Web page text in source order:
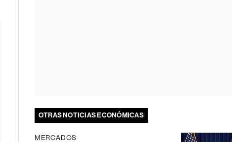
OTRAS NOTICIAS ECONÓMICAS
MERCADOS